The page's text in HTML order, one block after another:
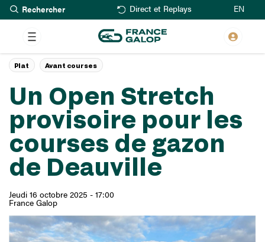
Aller
au
contenu
principal
Rechercher Direct et Replays EN
Un Open Stretch
provisoire pour les
courses de gazon
de Deauville
Jeudi 16 octobre 2025 - 17:00
France Galop
Plat Avant courses